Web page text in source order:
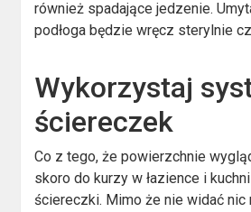
również spadające jedzenie.
podłoga będzie wręcz sterylnie
Wykorzystaj
ściereczek
Co z tego, że powierzchnie
skoro do kurzy w łazience i
ściereczki. Mimo że nie widać nic